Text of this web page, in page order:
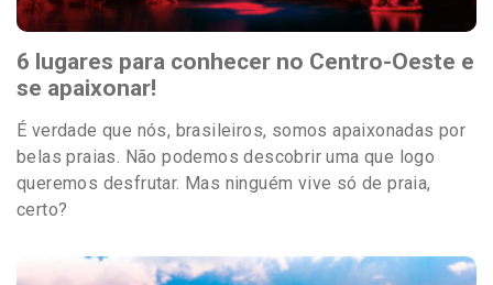
6 lugares para conhecer no Centro-Oeste e
se apaixonar!
É verdade que nós, brasileiros, somos apaixonadas por
belas praias. Não podemos descobrir uma que logo
queremos desfrutar. Mas ninguém vive só de praia,
certo?